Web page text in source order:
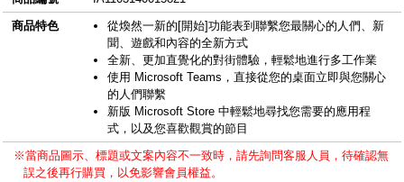
商品特色
從煥然一新的[開始]功能表到聯繫您最關心的人們、新
聞、遊戲和內容的全新方式
全新、更加直覺化的對街體驗，輕鬆地進行多工作業
使用 Microsoft Teams，直接從您的桌面立即與您關心
的人們聯繫
新版 Microsoft Store 中輕鬆地尋找您需要的應用程
式，以及您喜歡觀賞的節目
※當商品圖示、標題或文案內容不一致時，請先詢問客服人員，待確認無
誤之後再行購買，以免影響會員權益。